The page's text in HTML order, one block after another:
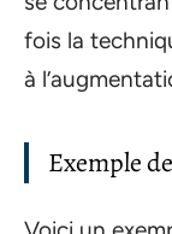
fois la
à
Exemple